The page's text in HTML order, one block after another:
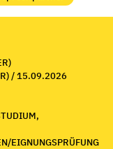
/ 15.09.2026
EIGNUNGSPRÜFUNG